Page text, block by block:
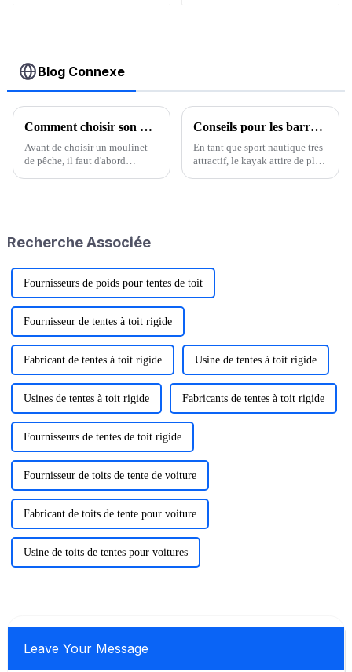
Blog Connexe
Comment choisir son moulinet de pêche ?
Avant de choisir un moulinet
de pêche, il faut d'abord
Conseils pour les barres de toit de kayak : commencez une nouvelle aventure aquatique
En tant que sport nautique très
attractif, le kayak attire de plus
Recherche Associée
Fournisseurs de poids pour tentes de toit
Fournisseur de tentes à toit rigide
Fabricant de tentes à toit rigide Usine de tentes à toit rigide
Usines de tentes à toit rigide Fabricants de tentes à toit rigide
Fournisseurs de tentes de toit rigide
Fournisseur de toits de tente de voiture
Fabricant de toits de tente pour voiture
Usine de toits de tentes pour voitures
Leave Your Message